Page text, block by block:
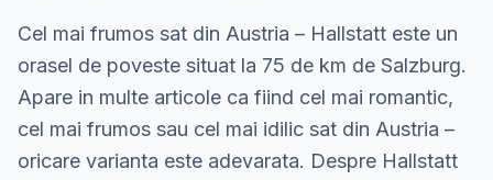
Cel mai frumos sat din Austria – Hallstatt este un
orasel de poveste situat la 75 de km de Salzburg.
Apare in multe articole ca fiind cel mai romantic,
cel mai frumos sau cel mai idilic sat din Austria –
oricare varianta este adevarata. Despre Hallstatt